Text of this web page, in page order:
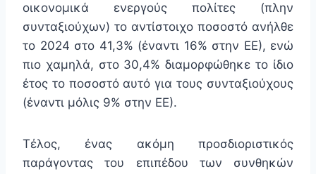
οικονομικά ενεργούς πολίτες (πλην
συνταξιούχων) το αντίστοιχο ποσοστό ανήλθε
το 2024 στο 41,3% (έναντι 16% στην ΕΕ), ενώ
πιο χαμηλά, στο 30,4% διαμορφώθηκε το ίδιο
έτος το ποσοστό αυτό για τους συνταξιούχους
(έναντι μόλις 9% στην ΕΕ).
Τέλος, ένας ακόμη προσδιοριστικός
παράγοντας του επιπέδου των συνθηκών